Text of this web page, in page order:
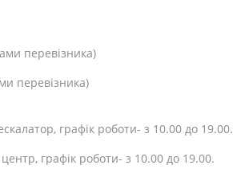
перевізника)
перевізника)
графік роботи- з 10.00 до 19.00.
графік роботи- з 10.00 до 19.00.